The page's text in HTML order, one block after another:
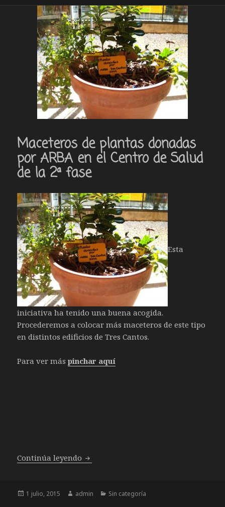
Maceteros de plantas donadas
por ARBA en el Centro de Salud
de la 2ª fase
Esta
iniciativa ha tenido una buena acogida.
Procederemos a colocar más maceteros de este tipo
en distintos edificios de Tres Cantos.
Para ver máspinchar aquí
Continúa leyendo Maceteros de plantas donadas por
Publicado
1 julio, 2015 Autor
admin Categorías
Sin categoría